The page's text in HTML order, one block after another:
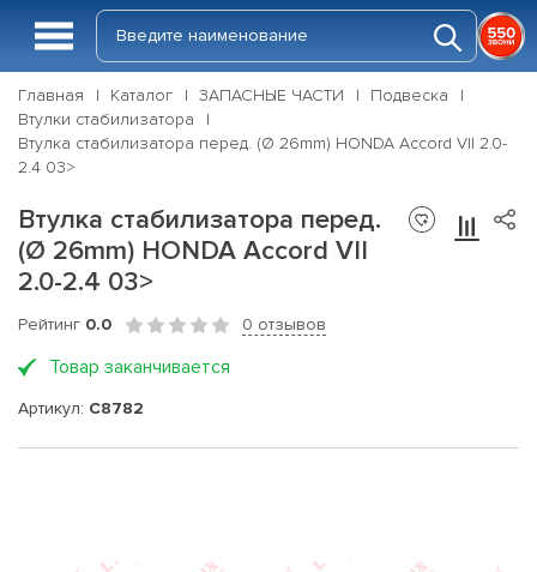
Главная Каталог ЗАПАСНЫЕ ЧАСТИ
Подвеска
Втулки стабилизатора
Втулка стабилизатора перед. (Ø 26mm) HONDA Accord VII 2.0-
2.4 03>
Втулка стабилизатора перед.
(Ø 26mm) HONDA Accord VII
2.0-2.4 03>
Рейтинг 0.0 0 отзывов
Товар заканчивается
Артикул: C8782